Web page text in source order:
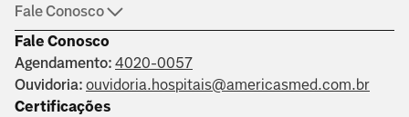
Fale Conosco
Agendamento: 4020-0057
Ouvidoria: ouvidoria.hospitais@americasmed.com.br
Certificações
Fale Conosco